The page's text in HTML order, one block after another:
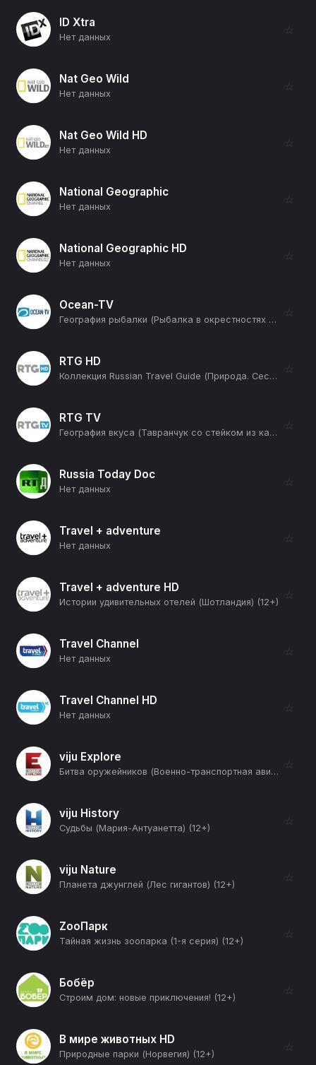
ID Xtra
Нет данных
☆
Nat Geo Wild
Нет данных
☆
Nat Geo Wild HD
Нет данных
☆
National Geographic
Нет данных
☆
National Geographic HD
Нет данных
☆
Ocean-TV
География рыбалки (Рыбалка в окрестностях Сызрани) (12+)
☆
RTG HD
Коллекция Russian Travel Guide (Природа. Сестрорецкое болото) (12+)
☆
RTG TV
География вкуса (Тавранчук со стейком из капусты) (12+)
☆
Russia Today Doc
Нет данных
☆
Travel + adventure
Нет данных
☆
Travel + adventure HD
Истории удивительных отелей (Шотландия) (12+)
☆
Travel Channel
Нет данных
☆
Travel Channel HD
Нет данных
☆
viju Explore
Битва оружейников (Военно-транспортная авиация. Ил-76 против С-17) (12+)
☆
viju History
Судьбы (Мария-Антуанетта) (12+)
☆
viju Nature
Планета джунглей (Лес гигантов) (12+)
☆
ZooПарк
Тайная жизнь зоопарка (1-я серия) (12+)
☆
Бобёр
Строим дом: новые приключения! (12+)
☆
В мире животных HD
Природные парки (Норвегия) (12+)
☆